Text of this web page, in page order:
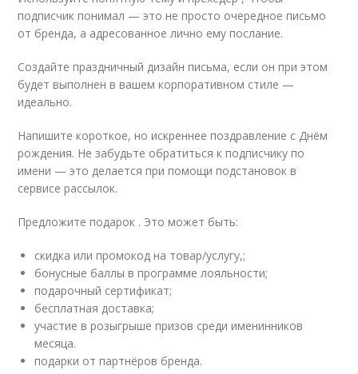
подписчик понимал — это не просто очередное письмо
от бренда, а адресованное лично ему послание.
Создайте праздничный дизайн письма, если он при этом
будет выполнен в вашем корпоративном стиле —
идеально.
Напишите короткое, но искреннее поздравление с Днём
рождения. Не забудьте обратиться к подписчику по
имени — это делается при помощи подстановок в
сервисе рассылок.
Предложите подарок . Это может быть:
скидка или промокод на товар/услугу,;
бонусные баллы в программе лояльности;
подарочный сертификат;
бесплатная доставка;
участие в розыгрыше призов среди именинников
месяца.
подарки от партнёров бренда.